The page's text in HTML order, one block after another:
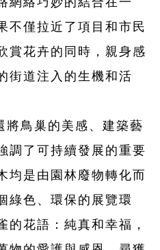
不僅拉近了項目和市民
賞花卉的同時，親身感
街道注入的生機和活
將鳥巢的美感、建築藝
調了可持續發展的重要
均是由園林廢物轉化而
綠色、環保的展覽環
的花語：純真和幸福，